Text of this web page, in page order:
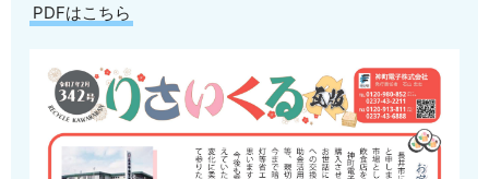
PDFはこちら